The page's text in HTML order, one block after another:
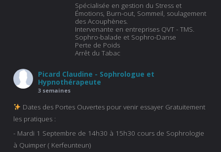
Spécialisée en gestion du Stress et
Émotions, Burn-out, Sommeil, soulagement
des Acouphènes.
Intervenante en entreprises QVT - TMS.
Sophro-balade et Sophro-Danse
Perte de Poids
Arrêt du Tabac
Picard Claudine - Sophrologue et
Hypnothérapeute
3 semaines
Dates des Portes Ouvertes pour venir essayer Gratuitement
les pratiques :
- Mardi 1 Septembre de 14h30 à 15h30 cours de Sophrologie
à Quimper ( Kerfeunteun)